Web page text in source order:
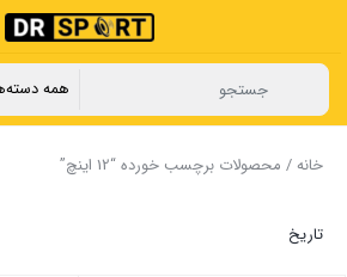
خانه/ محصولات برچسب خورده “12 اینچ”
تاریخ